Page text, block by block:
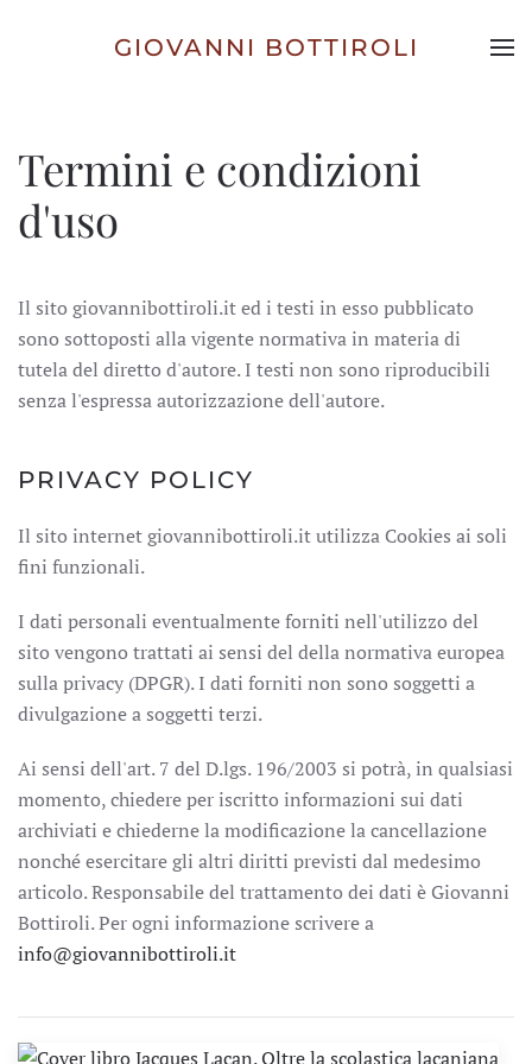
Skip to main content
GIOVANNI BOTTIROLI
Termini e condizioni
d'uso
Il sito giovannibottiroli.it ed i testi in esso pubblicato
sono sottoposti alla vigente normativa in materia di
tutela del diretto d'autore. I testi non sono riproducibili
senza l'espressa autorizzazione dell'autore.
PRIVACY POLICY
Il sito internet giovannibottiroli.it utilizza Cookies ai soli
fini funzionali.
I dati personali eventualmente forniti nell'utilizzo del
sito vengono trattati ai sensi del della normativa europea
sulla privacy (DPGR). I dati forniti non sono soggetti a
divulgazione a soggetti terzi.
Ai sensi dell'art. 7 del D.lgs. 196/2003 si potrà, in qualsiasi
momento, chiedere per iscritto informazioni sui dati
archiviati e chiederne la modificazione la cancellazione
nonché esercitare gli altri diritti previsti dal medesimo
articolo. Responsabile del trattamento dei dati è Giovanni
Bottiroli. Per ogni informazione scrivere a
info@giovannibottiroli.it